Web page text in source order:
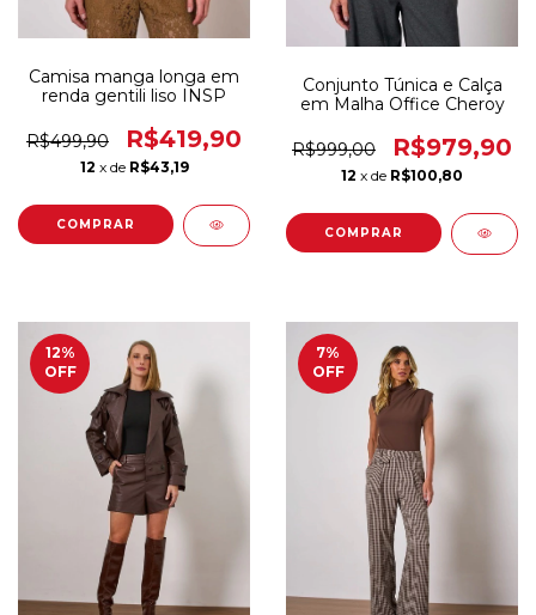
Camisa manga longa em
renda gentili liso INSP
R$499,90 R$419,90
12 x de R$43,19
COMPRAR
Conjunto Túnica e Calça
em Malha Office Cheroy
R$999,00 R$979,90
12 x de R$100,80
COMPRAR
12%
OFF
7%
OFF